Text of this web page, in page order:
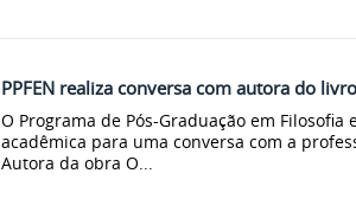
PPFEN realiza conversa com autora do
O Programa de Pós-Graduação em Filosofia
acadêmica para uma conversa com a
Autora da obra O...